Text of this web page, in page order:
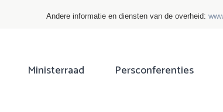
Andere informatie en diensten van de overheid:
Ministerraad Persconferenties